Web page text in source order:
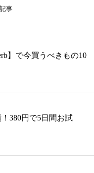
事
】で今買うべきもの10
380円で5日間お試